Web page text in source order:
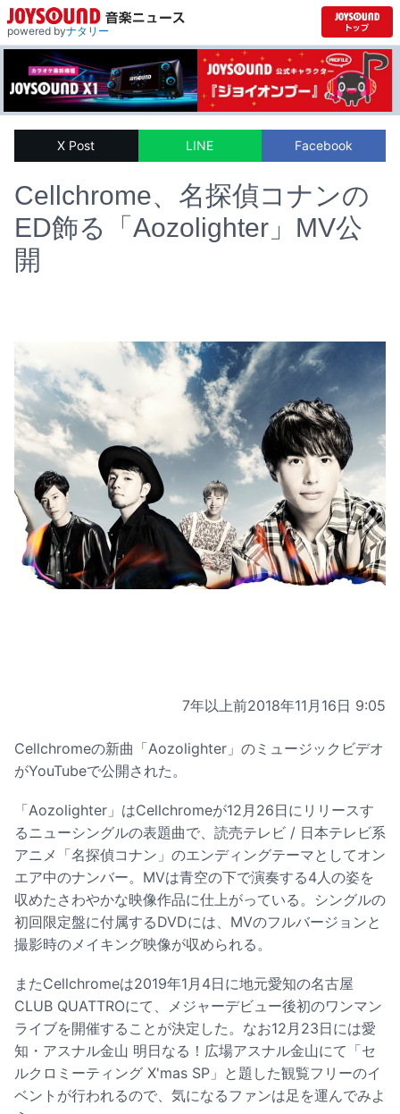
powered byナタリー
X Post LINE Facebook
Cellchrome、名探偵コナンの
ED飾る「Aozolighter」MV公
開
7年以上前2018年11月16日 9:05
Cellchromeの新曲「Aozolighter」のミュージックビデオ
がYouTubeで公開された。
「Aozolighter」はCellchromeが12月26日にリリースす
るニューシングルの表題曲で、読売テレビ / 日本テレビ系
アニメ「名探偵コナン」のエンディングテーマとしてオン
エア中のナンバー。MVは青空の下で演奏する4人の姿を
収めたさわやかな映像作品に仕上がっている。シングルの
初回限定盤に付属するDVDには、MVのフルバージョンと
撮影時のメイキング映像が収められる。
またCellchromeは2019年1月4日に地元愛知の名古屋
CLUB QUATTROにて、メジャーデビュー後初のワンマン
ライブを開催することが決定した。なお12月23日には愛
知・アスナル金山 明日なる！広場アスナル金山にて「セ
ルクロミーティング X'mas SP」と題した観覧フリーのイ
ベントが行われるので、気になるファンは足を運んでみよ